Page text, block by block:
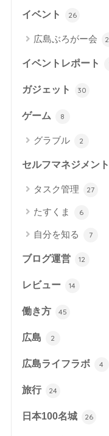
イベント 26
広島ぶろがー会
イベントレポート
ガジェット 30
ゲーム 8
グラブル 2
セルフマネジメント
タスク管理 27
たすくま 6
自分を知る 7
ブログ運営 12
レビュー 14
働き方 45
広島 2
広島ライフラボ 4
旅行 24
日本100名城 26